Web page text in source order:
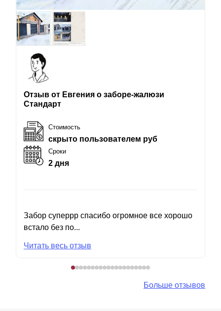
Отзыв от Евгения о заборе-жалюзи
Стандарт
Стоимость
скрыто пользователем руб
Сроки
2 дня
Забор суперрр спасибо огромное все хорошо
встало без по...
Читать весь отзыв
Больше отзывов